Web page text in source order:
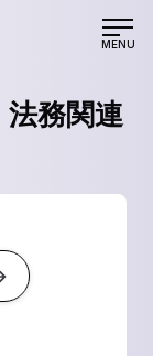
MENU
法務関連